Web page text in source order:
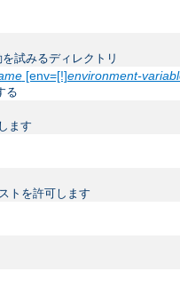
試みるディレクトリ
[env=[!]environment-
る
ます
トを許可します